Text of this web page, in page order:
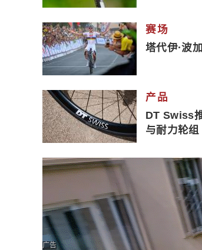
赛场
塔代伊·波
产品
DT Swiss
与耐力轮组
广告